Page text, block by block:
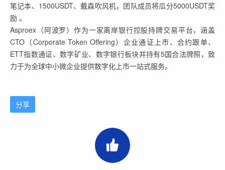
笔记本、1500USDT、戴森吹风机，团队成员将瓜分5000USDT奖
励 。
Asproex（阿波罗）作为一家离岸银行控股持牌交易平台，涵盖
CTO（Corporate Token Offering）企业通证上市、合约跟单、
ETT指数通证、数字矿业、数字银行板块并持有5国合法牌照，致
力于为全球中小微企业提供数字化上市一站式服务。
分享